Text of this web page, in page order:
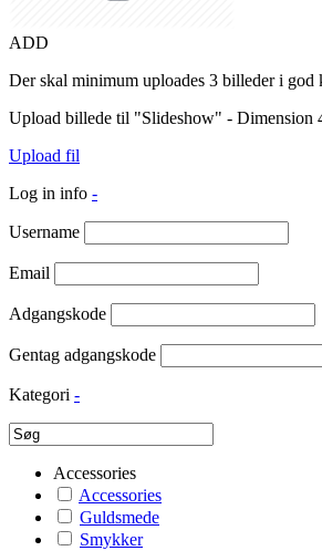
ADD
Der skal minimum uploades 3 billeder i god
Upload billede til "Slideshow" - Dimension
Upload fil
Log in info -
Username
Email
Adgangskode
Gentag adgangskode
Kategori -
Accessories
Accessories
Guldsmede
Smykker